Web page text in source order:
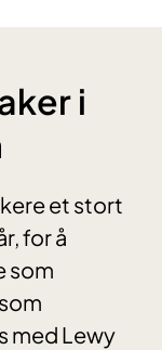
i
et stort
for å
som
med Lewy